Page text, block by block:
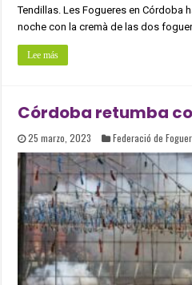
Tendillas. Les Fogueres en Córdoba
noche con la cremà de las dos
Lee más
Córdoba retumba
25 marzo, 2023 Federació de